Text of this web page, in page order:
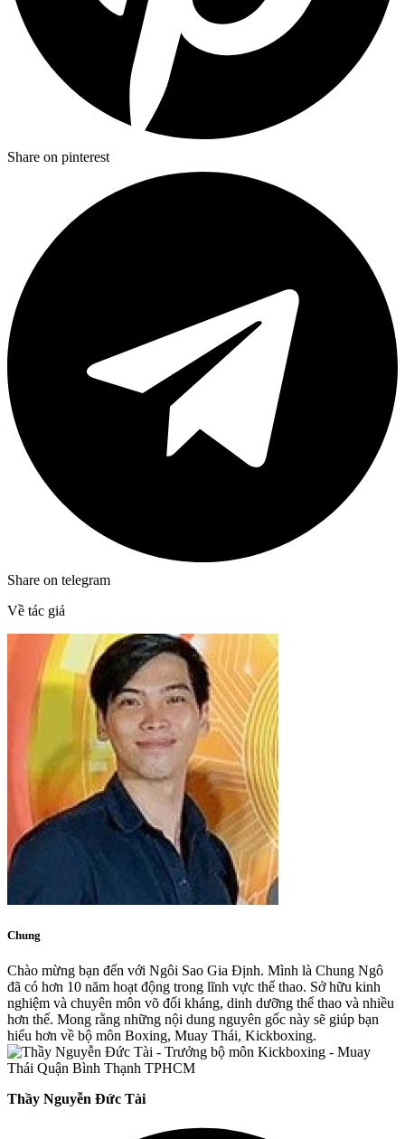
Share on pinterest
Share on telegram
Về tác giả
Chung
Chào mừng bạn đến với Ngôi Sao Gia Định. Mình là Chung Ngô
đã có hơn 10 năm hoạt động trong lĩnh vực thể thao. Sở hữu kinh
nghiệm và chuyên môn võ đối kháng, dinh dưỡng thể thao và nhiều
hơn thế. Mong rằng những nội dung nguyên gốc này sẽ giúp bạn
hiểu hơn về bộ môn Boxing, Muay Thái, Kickboxing.
Thầy Nguyễn Đức Tài